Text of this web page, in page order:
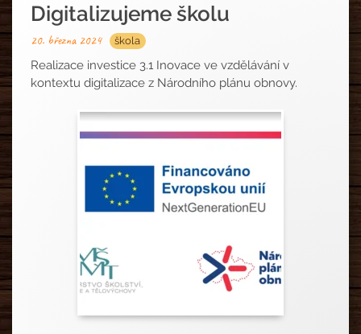
Digitalizujeme školu
20. března 2024 škola
Realizace investice 3.1 Inovace ve vzdělávání v
kontextu digitalizace z Národního plánu obnovy.